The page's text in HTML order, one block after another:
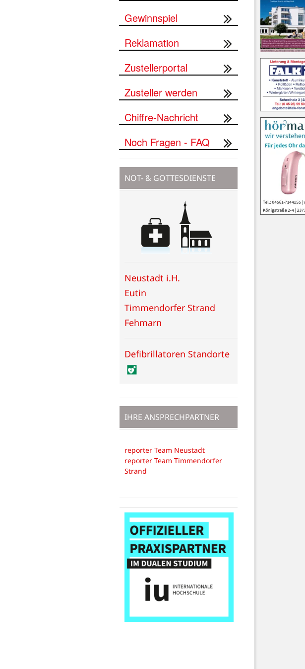
Gewinnspiel
Reklamation
Zustellerportal
Zusteller werden
Chiffre-Nachricht
Noch Fragen - FAQ
NOT- & GOTTESDIENSTE
Neustadt i.H.
Eutin
Timmendorfer Strand
Fehmarn
Defibrillatoren Standorte
IHRE ANSPRECHPARTNER
reporter Team Neustadt
reporter Team Timmendorfer
Strand